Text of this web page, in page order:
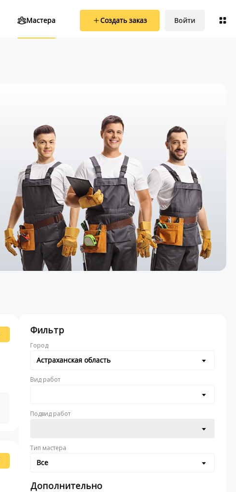
Мастера Создать заказ Войти
Фильтр
Город
Астраханская область
Вид работ
Подвид работ
Тип мастера
Все
Дополнительно